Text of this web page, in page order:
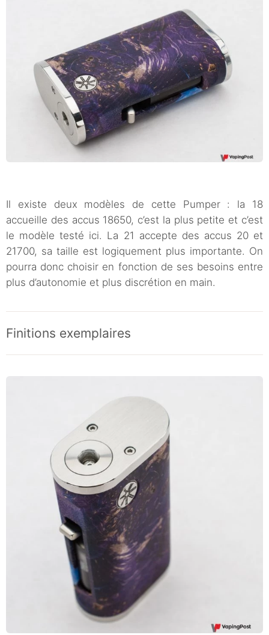
Il existe deux modèles de cette Pumper : la 18
accueille des accus 18650, c’est la plus petite et c’est
le modèle testé ici. La 21 accepte des accus 20 et
21700, sa taille est logiquement plus importante. On
pourra donc choisir en fonction de ses besoins entre
plus d’autonomie et plus discrétion en main.
Finitions exemplaires